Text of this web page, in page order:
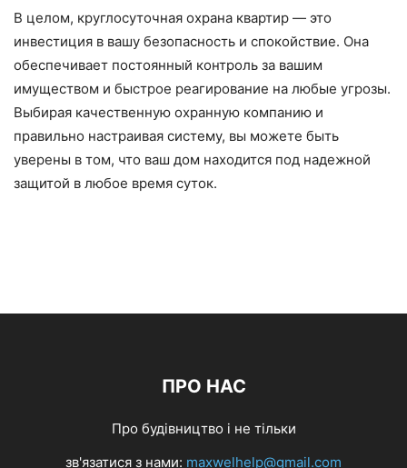
В целом, круглосуточная охрана квартир — это
инвестиция в вашу безопасность и спокойствие. Она
обеспечивает постоянный контроль за вашим
имуществом и быстрое реагирование на любые угрозы.
Выбирая качественную охранную компанию и
правильно настраивая систему, вы можете быть
уверены в том, что ваш дом находится под надежной
защитой в любое время суток.
ПРО НАС
Про будівництво і не тільки
зв'язатися з нами: maxwelhelp@gmail.com